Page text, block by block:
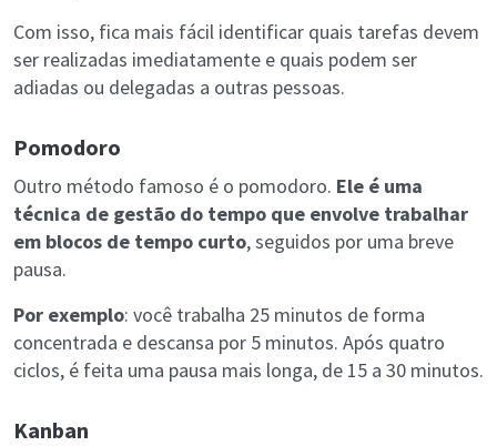
Com isso, fica mais fácil identificar quais tarefas devem
ser realizadas imediatamente e quais podem ser
adiadas ou delegadas a outras pessoas.
Pomodoro
Outro método famoso é o pomodoro. Ele é uma
técnica de gestão do tempo que envolve trabalhar
em blocos de tempo curto, seguidos por uma breve
pausa.
Por exemplo: você trabalha 25 minutos de forma
concentrada e descansa por 5 minutos. Após quatro
ciclos, é feita uma pausa mais longa, de 15 a 30 minutos.
Kanban